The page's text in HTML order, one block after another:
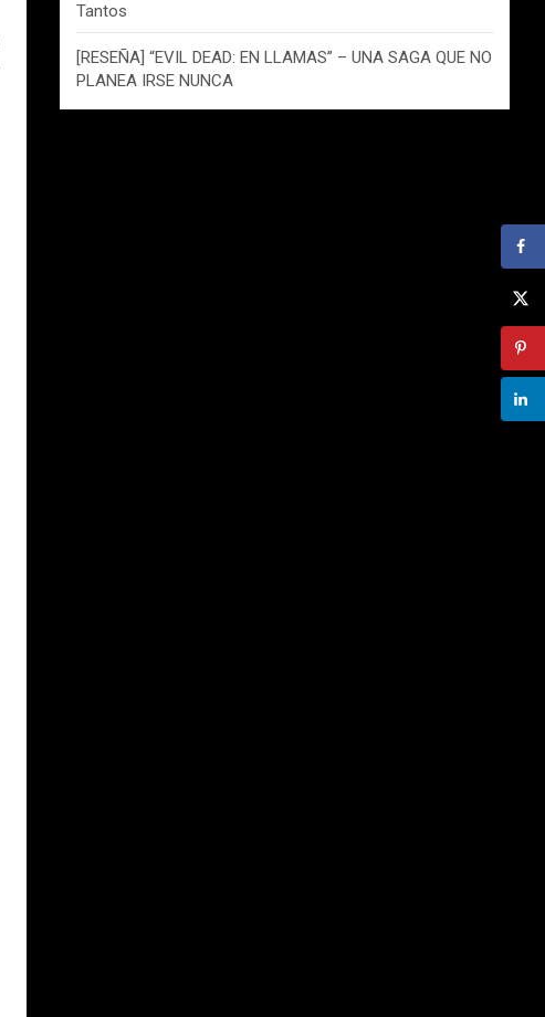
Tantos
[RESEÑA] “EVIL DEAD: EN LLAMAS” – UNA SAGA QUE NO
PLANEA IRSE NUNCA